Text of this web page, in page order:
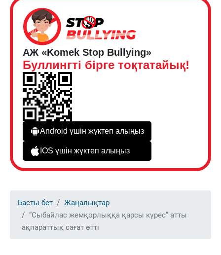
АЖ «Komek Stop Bullying»
Буллингті бірге тоқтатайық!
Android үшін жүктеп алыңыз
IOS үшін жүктеп алыңыз
Басты бет
Жаңалықтар
“Сыбайлас жемқорлыққа қарсы күрес” атты
ақпараттық сағат өтті